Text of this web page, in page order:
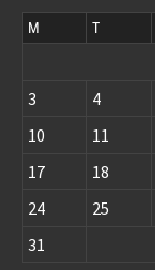
M T
3
4
10
11
17
18
24
25
31